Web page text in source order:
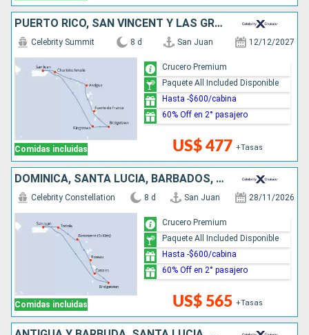
PUERTO RICO, SAN VINCENT Y LAS GRANADINAS, BARBADOS, ANTIGUA Y BARBUDA, ESTADOS UNIDOS
Comidas incluidas
Celebrity Summit 8 d San Juan 12/12/2027
US$ 477 +Tasas
Crucero Premium
Paquete All Included Disponible
Hasta -$600/cabina
60% Off en 2° pasajero
DOMINICA, SANTA LUCIA, BARBADOS, PUERTO RICO
Comidas incluidas
Celebrity Constellation 8 d San Juan 28/11/2026
US$ 565 +Tasas
Crucero Premium
Paquete All Included Disponible
Hasta -$600/cabina
60% Off en 2° pasajero